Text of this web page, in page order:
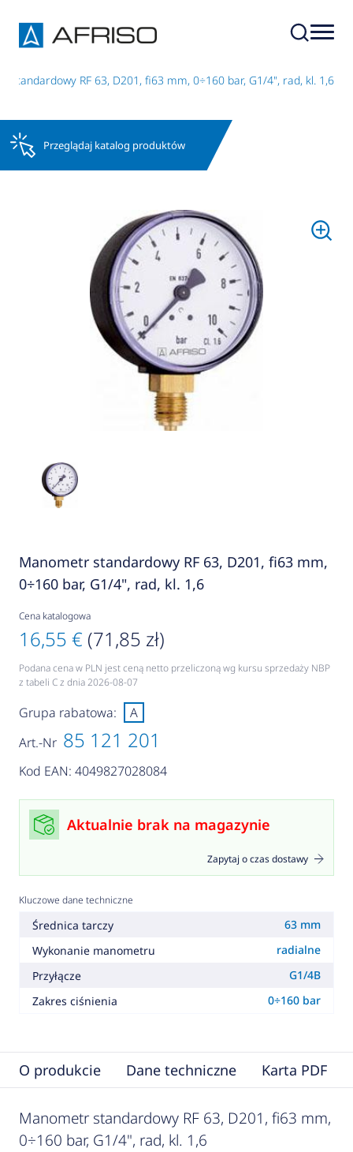
standardowy RF 63, D201, fi63 mm, 0÷160 bar, G1/4", rad, kl. 1,6
Przeglądaj katalog produktów
Manometr standardowy RF 63, D201, fi63 mm,
0÷160 bar, G1/4", rad, kl. 1,6
Cena katalogowa
16,55 € (71,85 zł)
Podana cena w PLN jest ceną netto przeliczoną wg kursu sprzedaży NBP
z tabeli C z dnia 2026-08-07
Art.-Nr 85 121 201
Kod EAN: 4049827028084
Grupa rabatowa: A
Aktualnie brak na magazynie
Zapytaj o czas dostawy
Kluczowe dane techniczne
Średnica tarczy
63 mm
Wykonanie manometru
radialne
Przyłącze
G1/4B
Zakres ciśnienia
0÷160 bar
O produkcie Dane techniczne Karta PDF
Manometr standardowy RF 63, D201, fi63 mm,
0÷160 bar, G1/4", rad, kl. 1,6